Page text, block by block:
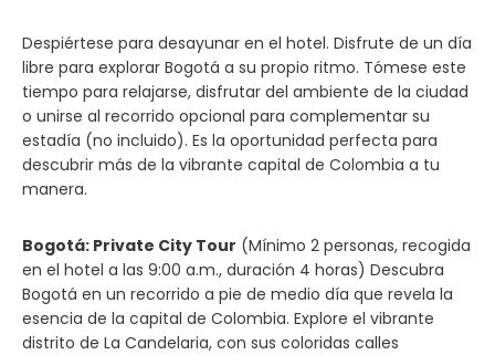
Despiértese para desayunar en el hotel. Disfrute de un día
libre para explorar Bogotá a su propio ritmo. Tómese este
tiempo para relajarse, disfrutar del ambiente de la ciudad
o unirse al recorrido opcional para complementar su
estadía (no incluido). Es la oportunidad perfecta para
descubrir más de la vibrante capital de Colombia a tu
manera.
Bogotá: Private City Tour (Mínimo 2 personas, recogida
en el hotel a las 9:00 a.m., duración 4 horas) Descubra
Bogotá en un recorrido a pie de medio día que revela la
esencia de la capital de Colombia. Explore el vibrante
distrito de La Candelaria, con sus coloridas calles